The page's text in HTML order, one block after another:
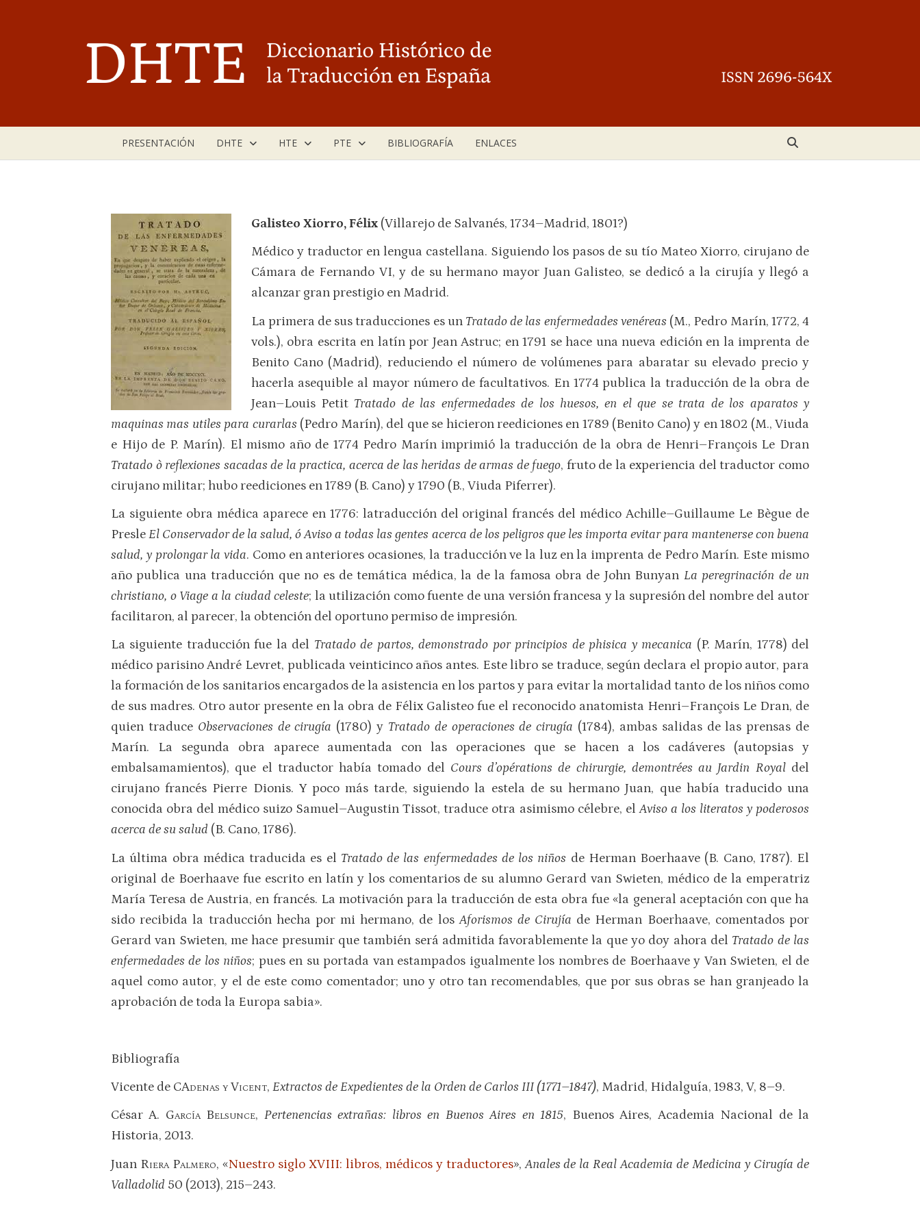
PRESENTACIÓN DHTE HTE PTE BIBLIOGRAFÍA ENLACES
Galisteo Xiorro, Félix (Villarejo de Salvanés, 1734–Madrid, 1801?)
Médico y traductor en lengua castellana. Siguiendo los pasos de su tío Mateo Xiorro, cirujano de
Cámara de Fernando VI, y de su hermano mayor Juan Galisteo, se dedicó a la cirujía y llegó a
alcanzar gran prestigio en Madrid.
La primera de sus traducciones es un Tratado de las enfermedades venéreas (M., Pedro Marín, 1772, 4
vols.), obra escrita en latín por Jean Astruc; en 1791 se hace una nueva edición en la imprenta de
Benito Cano (Madrid), reduciendo el número de volúmenes para abaratar su elevado precio y
hacerla asequible al mayor número de facultativos. En 1774 publica la traducción de la obra de
Jean–Louis Petit Tratado de las enfermedades de los huesos, en el que se trata de los aparatos y
maquinas mas utiles para curarlas (Pedro Marín), del que se hicieron reediciones en 1789 (Benito Cano) y en 1802 (M., Viuda
e Hijo de P. Marín). El mismo año de 1774 Pedro Marín imprimió la traducción de la obra de Henri–François Le Dran
Tratado ò reflexiones sacadas de la practica, acerca de las heridas de armas de fuego, fruto de la experiencia del traductor como
cirujano militar; hubo reediciones en 1789 (B. Cano) y 1790 (B., Viuda Piferrer).
La siguiente obra médica aparece en 1776: latraducción del original francés del médico Achille–Guillaume Le Bègue de
PresleEl Conservador de la salud, ó Aviso a todas las gentes acerca de los peligros que les importa evitar para mantenerse con buena
salud, y prolongar la vida. Como en anteriores ocasiones, la traducción ve la luz en la imprenta de Pedro Marín. Este mismo
año publica una traducción que no es de temática médica, la de la famosa obra de John Bunyan La peregrinación de un
christiano, o Viage a la ciudad celeste; la utilización como fuente de una versión francesa y la supresión del nombre del autor
facilitaron, al parecer, la obtención del oportuno permiso de impresión.
La siguiente traducción fue la del Tratado de partos, demonstrado por principios de phisica y mecanica (P. Marín, 1778) del
médico parisino André Levret, publicada veinticinco años antes. Este libro se traduce, según declara el propio autor, para
la formación de los sanitarios encargados de la asistencia en los partos y para evitar la mortalidad tanto de los niños como
de sus madres. Otro autor presente en la obra de Félix Galisteo fue el reconocido anatomista Henri–François Le Dran, de
quien traduce Observaciones de cirugía (1780) y Tratado de operaciones de cirugía (1784), ambas salidas de las prensas de
Marín. La segunda obra aparece aumentada con las operaciones que se hacen a los cadáveres (autopsias y
embalsamamientos), que el traductor había tomado del Cours d’opérations de chirurgie, demontrées au Jardin Royaldel
cirujano francés Pierre Dionis. Y poco más tarde, siguiendo la estela de su hermano Juan, que había traducido una
conocida obra del médico suizo Samuel–Augustin Tissot, traduce otra asimismo célebre, elAviso a los literatos y poderosos
acerca de su salud (B. Cano, 1786).
La última obra médica traducida es el Tratado de las enfermedades de los niños de Herman Boerhaave (B. Cano, 1787). El
original de Boerhaave fue escrito en latín y los comentarios de su alumno Gerard van Swieten, médico de la emperatriz
María Teresa de Austria, en francés. La motivación para la traducción de esta obra fue «la general aceptación con que ha
sido recibida la traducción hecha por mi hermano, de losAforismos de Cirujía de Herman Boerhaave, comentados por
Gerard van Swieten, me hace presumir que también será admitida favorablemente la que yo doy ahora del Tratado de las
enfermedades de los niños; pues en su portada van estampados igualmente los nombres de Boerhaave y Van Swieten, el de
aquel como autor, y el de este como comentador; uno y otro tan recomendables, que por sus obras se han granjeado la
aprobación de toda la Europa sabia».
Bibliografía
Vicente de CAdenas y Vicent, Extractos de Expedientes de la Orden de Carlos III (1771–1847), Madrid, Hidalguía, 1983, V, 8–9.
César A. García Belsunce, Pertenencias extrañas: libros en Buenos Aires en 1815, Buenos Aires, Academia Nacional de la
Historia, 2013.
Juan Riera Palmero, «Nuestro siglo XVIII: libros, médicos y traductores»,Anales de la Real Academia de Medicina y Cirugía de
Valladolid 50 (2013), 215–243.